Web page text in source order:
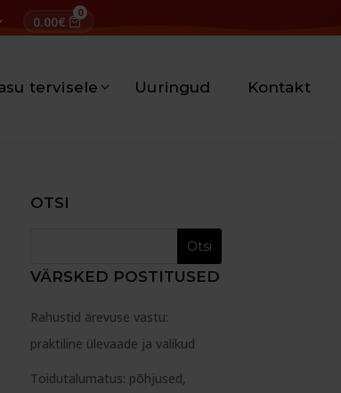
0.00€
0
tervisele Uuringud Kontakt
OTSI
VÄRSKED POSTITUSED
Rahustid ärevuse vastu:
praktiline ülevaade ja valikud
Toidutalumatus: põhjused,